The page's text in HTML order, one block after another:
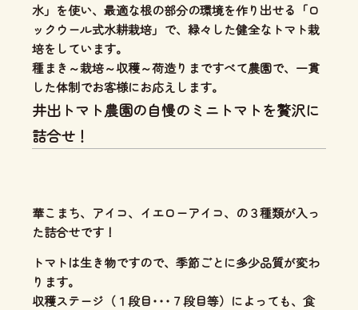
水」を使い、 最適な根の部分の環境を作り出せる「ロ
ックウール式水耕栽培」 で、緑々した健全なトマト栽
培をしています。
種まき～栽培～収穫～荷造りまですべて農園で、一貫
した体制でお客様にお応えします。
井出トマト農園の自慢のミニトマトを贅沢に
詰合せ！
華こまち、アイコ、イエローアイコ、の３種類が入っ
た詰合せです！
トマトは生き物ですので、季節ごとに多少品質が変わ
ります。
収穫ステージ（１段目･･･７段目等）によっても、食